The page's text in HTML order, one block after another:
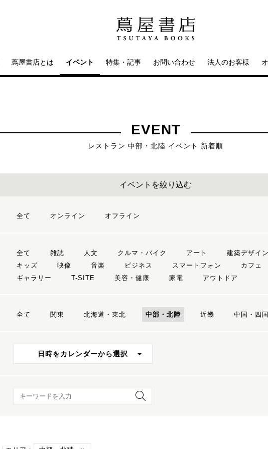
蔦屋書店とは イベント 特集・記事 お問い合わせ 法人のお客様
EVENT
レストラン 中部・北陸 イベント 新着順
イベントを絞り込む
全て オンライン オフライン
全て 雑誌 人文 クルマ・バイク アート 建築デザイン
キッズ
映像 音楽 ビジネス スマートフォン カフェ
ギャラリー
T-SITE 美容・健康 家電 アウトドア
全て 関東 北海道・東北 中部・北陸 近畿 中国・四国
日時をカレンダーから選択
キーワード検索